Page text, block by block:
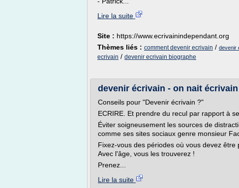
Lire la suite
Site : https://www.ecrivainindependant.org
Thèmes liés : comment devenir ecrivain / devenir
ecrivain / devenir ecrivain biographe
devenir écrivain - on nait
Conseils pour "Devenir écrivain ?"
ECRIRE. Et prendre du recul par rapport à
Éviter soigneusement les sources de
comme ses sites sociaux genre monsieur
Fixez-vous des périodes où vous devez
Avec l'âge, vous les trouverez !
Prenez...
Lire la suite